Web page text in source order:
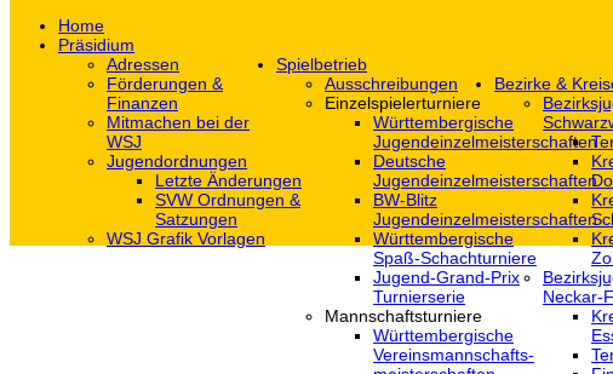
Home
Präsidium
Adressen
Förderungen &
Finanzen
Mitmachen bei der
WSJ
Jugendordnungen
Letzte Änderungen
SVW Ordnungen &
Satzungen
WSJ Grafik Vorlagen
Spielbetrieb
Ausschreibungen
Einzelspielerturniere
Württembergische
Jugendeinzelmeisterschaften
Deutsche
Jugendeinzelmeisterschaften
BW-Blitz
Jugendeinzelmeisterschaften
Württembergische
Spaß-Schachturniere
Jugend-Grand-Prix
Turnierserie
Mannschaftsturniere
Württembergische
Vereinsmannschafts-
Bezirke &
Neckar-